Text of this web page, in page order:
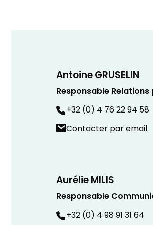
Antoine GRUSELIN
Responsable
+32 (0) 4 76 22 94 58
Contacter par email
Aurélie MILIS
Responsable
+32 (0) 4 98 91 31 64